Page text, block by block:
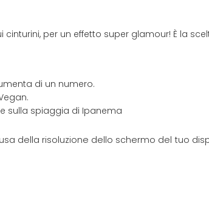
per un effetto super glamour! È la
di un numero.
sulla spiaggia di Ipanema
della risoluzione dello schermo del tuo